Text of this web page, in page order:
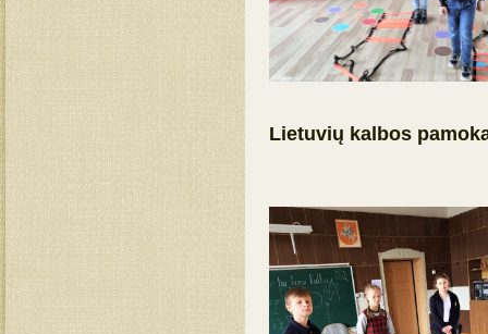
Lietuvių kalbos